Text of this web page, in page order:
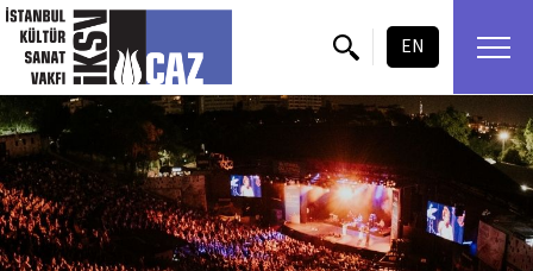
içeriği atla
EN